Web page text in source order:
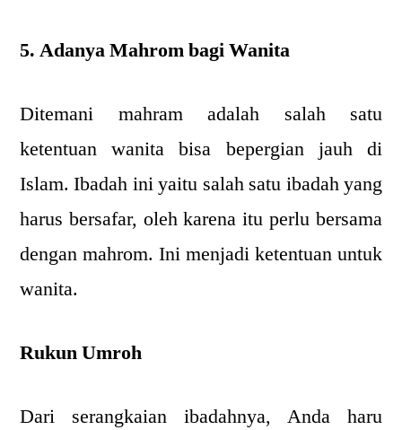
5. Adanya Mahrom bagi Wanita
Ditemani mahram adalah salah satu
ketentuan wanita bisa bepergian jauh di
Islam. Ibadah ini yaitu salah satu ibadah yang
harus bersafar, oleh karena itu perlu bersama
dengan mahrom. Ini menjadi ketentuan untuk
wanita.
Rukun Umroh
Dari serangkaian ibadahnya, Anda haru